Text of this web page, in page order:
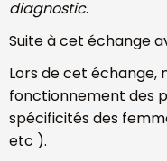
diagnostic.
Suite à cet échange
Lors de cet échange,
fonctionnement des
spécificités des
etc ).